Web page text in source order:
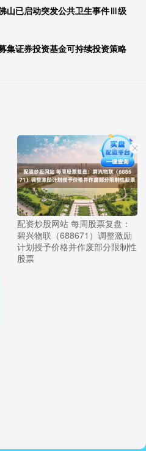
山已启动突发公共卫生事件Ⅲ级
集证券投资基金可持续投资策略
配资炒股网站 每周股票复盘：
碧兴物联（688671）调整激励
计划授予价格并作废部分限制性
股票